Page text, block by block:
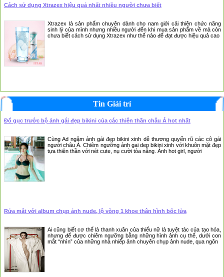
Cách sử dụng Xtrazex hiệu quả nhất nhiều người chưa biết
Xtrazex là sản phẩm chuyên dành cho nam giới cải thiện chức năng
sinh lý của mình nhưng nhiều người đến khi mua sản phẩm về mà còn
chưa biết cách sử dụng Xtrazex như thế nào để đạt được hiệu quả cao
Tin Giải trí
Đổ gục trước bộ ảnh gái đẹp bikini của các thiên thần châu Á hot nhất
Cùng Ad ngắm ảnh gái đẹp bikini xinh dễ thương quyến rũ các cô gái
người châu Á. Chiêm ngưỡng ảnh gai dep bikini xinh với khuôn mặt đẹp
tựa thiên thần với nét cute, nụ cười tỏa nắng. Ảnh hot girl, người
Rửa mắt với album chụp ảnh nude, lộ vòng 1 khoe thân hình bốc lửa
Ai cũng biết cơ thể là thanh xuân của thiếu nữ là tuyệt tác của tạo hóa,
nhưng để được chiêm ngưỡng bằng những hình ảnh cụ thể, dưới con
mắt “nhìn” của những nhà nhiếp ảnh chuyên chụp ảnh nude, qua ngôn